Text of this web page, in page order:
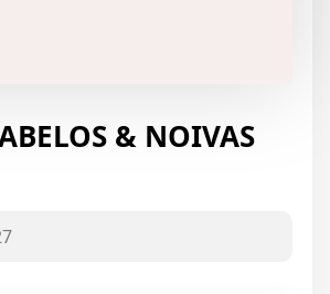
& NOIVAS